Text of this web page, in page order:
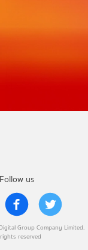
Follow us
Group Company Limited.
reserved